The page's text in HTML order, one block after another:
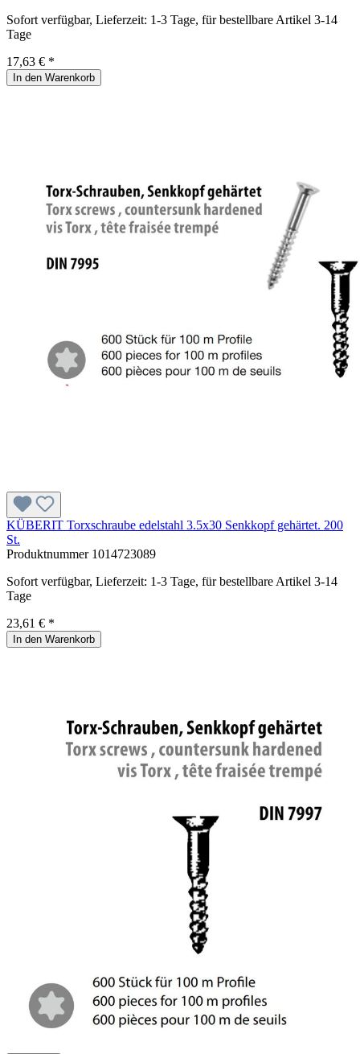
Sofort verfügbar, Lieferzeit: 1-3 Tage, für bestellbare Artikel 3-14
Tage
17,63 € *
In den Warenkorb
KÜBERIT Torxschraube edelstahl 3.5x30 Senkkopf gehärtet. 200
St.
Produktnummer 1014723089
Sofort verfügbar, Lieferzeit: 1-3 Tage, für bestellbare Artikel 3-14
Tage
23,61 € *
In den Warenkorb